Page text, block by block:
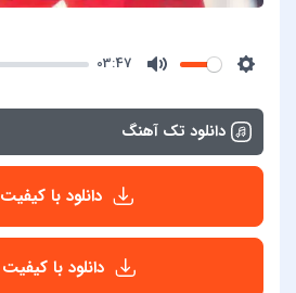
03:47
دانلود تک آهنگ
دانلود با کیفیت 128
دانلود با کیفیت 320